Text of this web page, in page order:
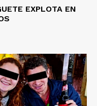
EXPLOTA EN